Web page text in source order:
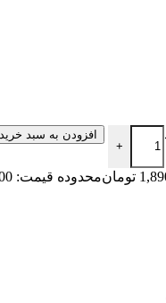
+
افزودن به سبد خرید
تومان